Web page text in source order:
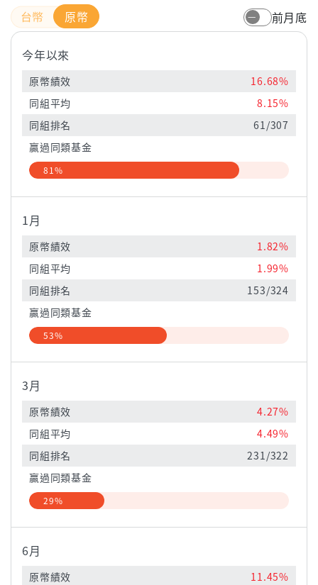
原幣 前月底
今年以來
原幣績效
16.68%
同組平均
8.15%
同組排名
61/307
贏過同類基金
81%
1月
原幣績效
1.82%
同組平均
1.99%
同組排名
153/324
贏過同類基金
53%
3月
原幣績效
4.27%
同組平均
4.49%
同組排名
231/322
贏過同類基金
29%
6月
原幣績效
11.45%